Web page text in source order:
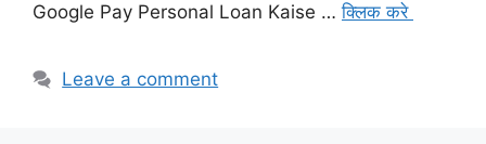
Google Pay Personal Loan Kaise …क्लिक करे
Leave a comment